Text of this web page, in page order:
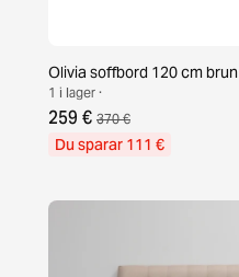
Olivia soffbord 120 cm brun
1 i lager ·
259 € 370 €
Du sparar 111 €